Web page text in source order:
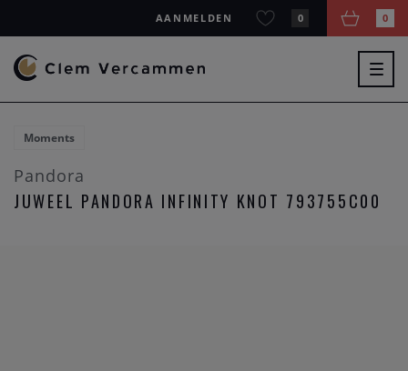
AANMELDEN 0 0
Moments
Pandora
JUWEEL PANDORA INFINITY KNOT 793755C00